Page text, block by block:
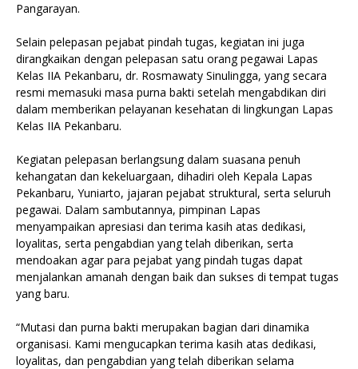
Pangarayan.
Selain pelepasan pejabat pindah tugas, kegiatan ini juga
dirangkaikan dengan pelepasan satu orang pegawai Lapas
Kelas IIA Pekanbaru, dr. Rosmawaty Sinulingga, yang secara
resmi memasuki masa purna bakti setelah mengabdikan diri
dalam memberikan pelayanan kesehatan di lingkungan Lapas
Kelas IIA Pekanbaru.
Kegiatan pelepasan berlangsung dalam suasana penuh
kehangatan dan kekeluargaan, dihadiri oleh Kepala Lapas
Pekanbaru, Yuniarto, jajaran pejabat struktural, serta seluruh
pegawai. Dalam sambutannya, pimpinan Lapas
menyampaikan apresiasi dan terima kasih atas dedikasi,
loyalitas, serta pengabdian yang telah diberikan, serta
mendoakan agar para pejabat yang pindah tugas dapat
menjalankan amanah dengan baik dan sukses di tempat tugas
yang baru.
“Mutasi dan purna bakti merupakan bagian dari dinamika
organisasi. Kami mengucapkan terima kasih atas dedikasi,
loyalitas, dan pengabdian yang telah diberikan selama